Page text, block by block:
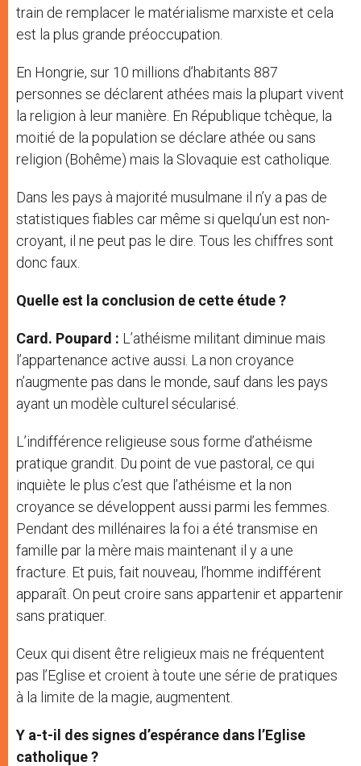
train de remplacer le matérialisme marxiste et cela
est la plus grande préoccupation.
En Hongrie, sur 10 millions d’habitants 887
personnes se déclarent athées mais la plupart vivent
la religion à leur manière. En République tchèque, la
moitié de la population se déclare athée ou sans
religion (Bohême) mais la Slovaquie est catholique.
Dans les pays à majorité musulmane il n’y a pas de
statistiques fiables car même si quelqu’un est non-
croyant, il ne peut pas le dire. Tous les chiffres sont
donc faux.
Quelle est la conclusion de cette étude ?
Card. Poupard : L’athéisme militant diminue mais
l’appartenance active aussi. La non croyance
n’augmente pas dans le monde, sauf dans les pays
ayant un modèle culturel sécularisé.
L’indifférence religieuse sous forme d’athéisme
pratique grandit. Du point de vue pastoral, ce qui
inquiète le plus c’est que l’athéisme et la non
croyance se développent aussi parmi les femmes.
Pendant des millénaires la foi a été transmise en
famille par la mère mais maintenant il y a une
fracture. Et puis, fait nouveau, l’homme indifférent
apparaît. On peut croire sans appartenir et appartenir
sans pratiquer.
Ceux qui disent être religieux mais ne fréquentent
pas l’Eglise et croient à toute une série de pratiques
à la limite de la magie, augmentent.
Y a-t-il des signes d’espérance dans l’Eglise
catholique ?